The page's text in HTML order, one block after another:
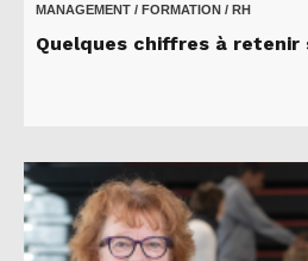
MANAGEMENT / FORMATION / RH
Quelques chiffres à